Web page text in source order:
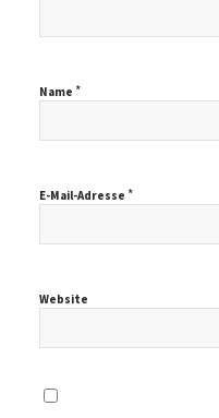
Name *
E-Mail-Adresse *
Website